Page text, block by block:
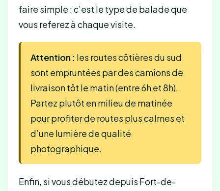
faire simple : c’est le type de balade que
vous referez à chaque visite.
Attention : les routes côtières du sud
sont empruntées par des camions de
livraison tôt le matin (entre 6h et 8h).
Partez plutôt en milieu de matinée
pour profiter de routes plus calmes et
d’une lumière de qualité
photographique.
Enfin, si vous débutez depuis Fort-de-